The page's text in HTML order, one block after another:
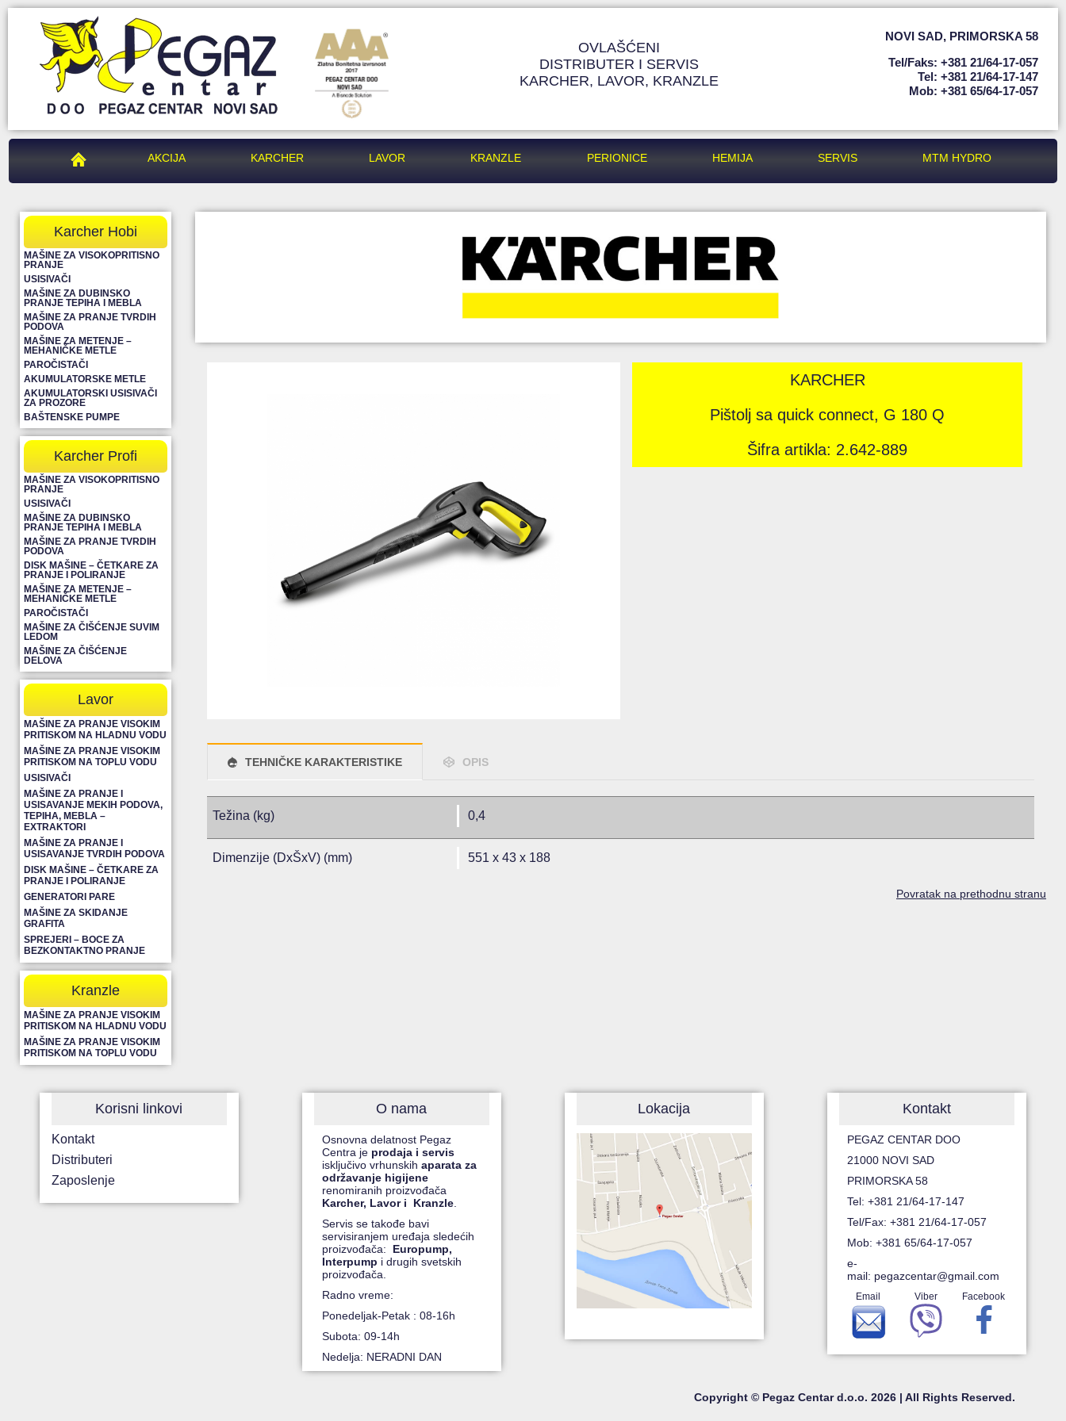
OVLAŠĆENI
DISTRIBUTER I SERVIS
KARCHER, LAVOR, KRANZLE
NOVI SAD, PRIMORSKA 58
Tel/faks: +381 21/64-17-057
Tel: +381 21/64-17-147
Mob: +381 65/64-17-057
PEGAZ CENTARAKCIJA KARCHER LAVOR KRANZLE PERIONICE HEMIJA SERVIS MTM HYDRO
Karcher Hobi
MAŠINE ZA VISOKOPRITISNO
PRANJE
USISIVAČI
MAŠINE ZA DUBINSKO
PRANJE TEPIHA I MEBLA
MAŠINE ZA PRANJE TVRDIH
PODOVA
MAŠINE ZA METENJE –
MEHANIČKE METLE
PAROČISTAČI
AKUMULATORSKE METLE
AKUMULATORSKI USISIVAČI
ZA PROZORE
BAŠTENSKE PUMPE
Karcher Profi
MAŠINE ZA VISOKOPRITISNO
PRANJE
USISIVAČI
MAŠINE ZA DUBINSKO
PRANJE TEPIHA I MEBLA
MAŠINE ZA PRANJE TVRDIH
PODOVA
DISK MAŠINE – ČETKARE ZA
PRANJE I POLIRANJE
MAŠINE ZA METENJE –
MEHANIČKE METLE
PAROČISTAČI
MAŠINE ZA ČIŠĆENJE SUVIM
LEDOM
MAŠINE ZA ČIŠĆENJE
DELOVA
Lavor
MAŠINE ZA PRANJE VISOKIM
PRITISKOM NA HLADNU VODU
MAŠINE ZA PRANJE VISOKIM
PRITISKOM NA TOPLU VODU
USISIVAČI
MAŠINE ZA PRANJE I
USISAVANJE MEKIH PODOVA,
TEPIHA, MEBLA –
EXTRAKTORI
MAŠINE ZA PRANJE I
USISAVANJE TVRDIH PODOVA
DISK MAŠINE – ČETKARE ZA
PRANJE I POLIRANJE
GENERATORI PARE
MAŠINE ZA SKIDANJE
GRAFITA
SPREJERI – BOCE ZA
BEZKONTAKTNO PRANJE
Kranzle
MAŠINE ZA PRANJE VISOKIM
PRITISKOM NA HLADNU VODU
MAŠINE ZA PRANJE VISOKIM
PRITISKOM NA TOPLU VODU
KARCHER
Pištolj sa quick connect, G 180 Q
Šifra artikla: 2.642-889
TEHNIČKE KARAKTERISTIKE OPIS
Težina (kg) 0,4
Dimenzije (DxŠxV) (mm) 551 x 43 x 188
Povratak na prethodnu stranu
Korisni linkovi
Kontakt
Distributeri
Zaposlenje
O nama
Osnovna delatnost Pegaz
Centra je prodaja i servis
isključivo vrhunskihaparata za
održavanje higijene
renomiranih proizvođača
Karcher, Lavor i Kranzle.
Servis se takođe bavi
servisiranjem uređaja sledećih
proizvođača: Europump,
Interpump i drugih svetskih
proizvođača.
Radno vreme:
Ponedeljak-Petak : 08-16h
Subota: 09-14h
Nedelja: NERADNI DAN
Lokacija Kontakt
PEGAZ CENTAR DOO
21000 NOVI SAD
PRIMORSKA 58
Tel: +381 21/64-17-147
Tel/Fax: +381 21/64-17-057
Mob: +381 65/64-17-057
e-
mail: pegazcentar@gmail.com
Email Viber Facebook
Copyright © Pegaz Centar d.o.o. 2026 | All Rights Reserved.